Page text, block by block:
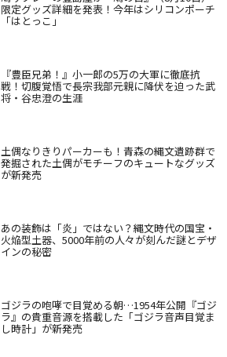
限定グッズ詳細を発表！今年はシリコンポーチ
「はとっこ」
『豊臣兄弟！』小一郎の5万の大軍に徹底抗
戦！切腹覚悟で長宗我部元親に降伏を迫った武
将・谷忠澄の生涯
土偶なりきりパーカーも！青森の縄文遺跡群で
発掘された土偶がモチーフのキュートなグッズ
が新発売
あの装飾は「炎」ではない？縄文時代の国宝・
火焔型土器、5000年前の人々が刻んだ謎とデザ
インの秘密
ゴジラの咆哮で目覚める朝…1954年公開『ゴジ
ラ』の貴重音源を搭載した「ゴジラ音声目覚ま
し時計」が新発売